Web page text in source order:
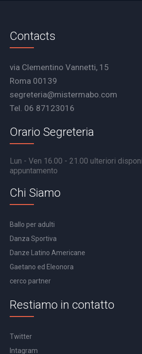
Contacts
via Clementino Vannetti, 15
Roma 00139
segreteria@mistermabo.com
Tel. 06 87123016
Orario Segreteria
Lun - Ven 16.00 - 21.00 ulteriori
appuntamento
Chi Siamo
Ballo per adulti
Danza Sportiva
Danze Latino Americane
Gaetano ed Eleonora
cerco partner
Restiamo in contatto
Twitter
Intagram